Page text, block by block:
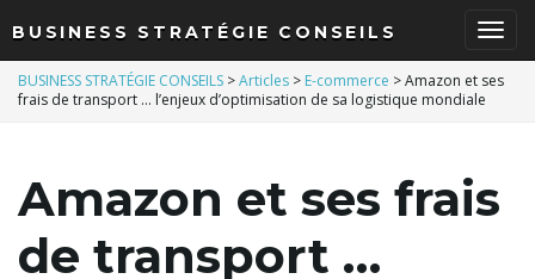
BUSINESS STRATÉGIE CONSEILS
BUSINESS STRATÉGIE CONSEILS >Articles > E-commerce >Amazon et ses
frais de transport … l’enjeux d’optimisation de sa logistique mondiale
Amazon et ses frais
de transport …